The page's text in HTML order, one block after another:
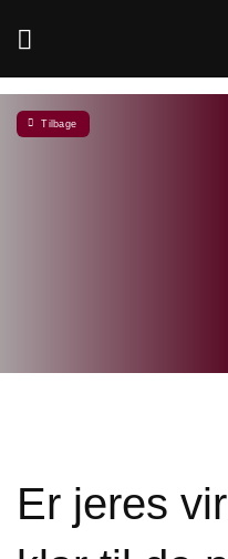
Tilbage
Er jeres